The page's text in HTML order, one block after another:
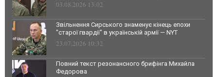
03.08.2026 13:02
Звільнення Сирського знаменує кінець епохи
"старої гвардії" в українській армії — NYT
23.07.2026 10:32
Повний текст резонансного брифінга Михайла
Федорова